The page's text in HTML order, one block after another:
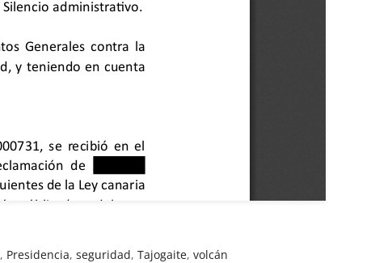
, Presidencia,seguridad,Tajogaite,volcán